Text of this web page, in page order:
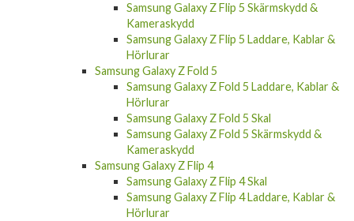
Samsung Galaxy Z Flip 5 Skärmskydd &
Kameraskydd
Samsung Galaxy Z Flip 5 Laddare, Kablar &
Hörlurar
Samsung Galaxy Z Fold 5
Samsung Galaxy Z Fold 5 Laddare, Kablar &
Hörlurar
Samsung Galaxy Z Fold 5 Skal
Samsung Galaxy Z Fold 5 Skärmskydd &
Kameraskydd
Samsung Galaxy Z Flip 4
Samsung Galaxy Z Flip 4 Skal
Samsung Galaxy Z Flip 4 Laddare, Kablar &
Hörlurar